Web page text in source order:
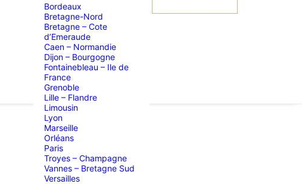
Bordeaux
Bretagne-Nord
Bretagne – Cote
d’Emeraude
Caen – Normandie
Dijon – Bourgogne
Fontainebleau – Ile de
France
Grenoble
Lille – Flandre
Limousin
Lyon
Marseille
Orléans
Paris
Troyes – Champagne
Vannes – Bretagne Sud
Versailles